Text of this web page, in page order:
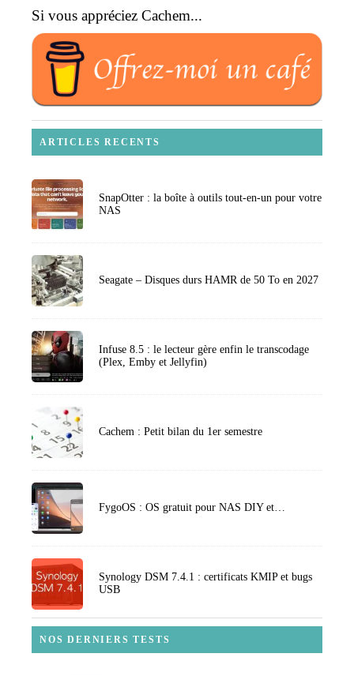
Si vous appréciez Cachem...
ARTICLES RECENTS
SnapOtter : la boîte à outils tout-en-un pour votre
NAS
Seagate – Disques durs HAMR de 50 To en 2027
Infuse 8.5 : le lecteur gère enfin le transcodage
(Plex, Emby et Jellyfin)
Cachem : Petit bilan du 1er semestre
FygoOS : OS gratuit pour NAS DIY et…
Synology DSM 7.4.1 : certificats KMIP et bugs
USB
NOS DERNIERS TESTS